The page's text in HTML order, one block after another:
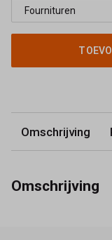
Omschrijving
Omschrijving